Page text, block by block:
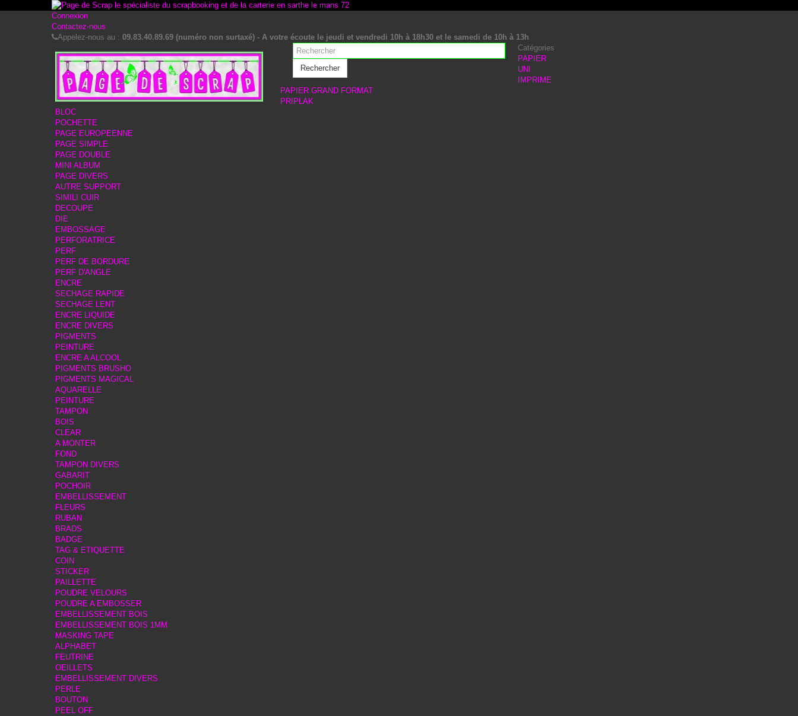
Connexion
Contactez-nous
Appelez-nous au : 09.83.40.89.69 (numéro non surtaxé) - A votre écoute le jeudi et vendredi 10h à 18h30 et le samedi de 10h à 13h
Rechercher
Catégories
PAPIER
UNI
IMPRIME
PAPIER GRAND FORMAT
PRIPLAK
BLOC
POCHETTE
PAGE EUROPEENNE
PAGE SIMPLE
PAGE DOUBLE
MINI ALBUM
PAGE DIVERS
AUTRE SUPPORT
SIMILI CUIR
DECOUPE
DIE
EMBOSSAGE
PERFORATRICE
PERF
PERF DE BORDURE
PERF D'ANGLE
ENCRE
SECHAGE RAPIDE
SECHAGE LENT
ENCRE LIQUIDE
ENCRE DIVERS
PIGMENTS
PEINTURE
ENCRE A ALCOOL
PIGMENTS BRUSHO
PIGMENTS MAGICAL
AQUARELLE
PEINTURE
TAMPON
BOIS
CLEAR
A MONTER
FOND
TAMPON DIVERS
GABARIT
POCHOIR
EMBELLISSEMENT
FLEURS
RUBAN
BRADS
BADGE
TAG & ETIQUETTE
COIN
STICKER
PAILLETTE
POUDRE VELOURS
POUDRE A EMBOSSER
EMBELLISSEMENT BOIS
EMBELLISSEMENT BOIS 1MM
MASKING TAPE
ALPHABET
FEUTRINE
OEILLETS
EMBELLISSEMENT DIVERS
PERLE
BOUTON
PEEL OFF